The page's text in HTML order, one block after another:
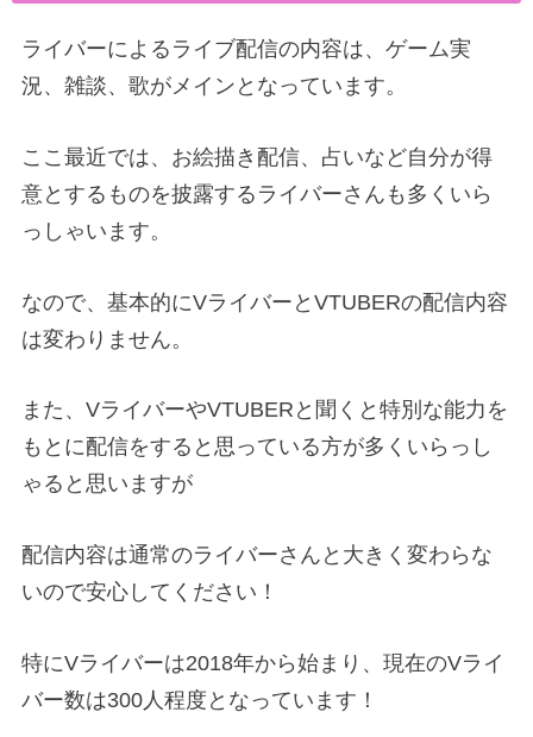
ライバーによるライブ配信の内容は、ゲーム実
況、雑談、歌がメインとなっています。
ここ最近では、お絵描き配信、占いなど自分が得
意とするものを披露するライバーさんも多くいら
っしゃいます。
なので、基本的にVライバーとVTUBERの配信内容
は変わりません。
また、VライバーやVTUBERと聞くと特別な能力を
もとに配信をすると思っている方が多くいらっし
ゃると思いますが
配信内容は通常のライバーさんと大きく変わらな
いので安心してください！
特にVライバーは2018年から始まり、現在のVライ
バー数は300人程度となっています！